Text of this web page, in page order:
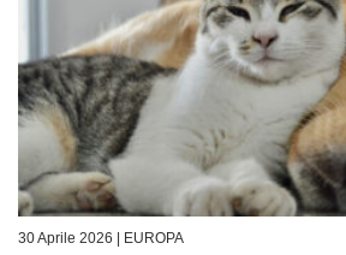
30 Aprile 2026 | EUROPA